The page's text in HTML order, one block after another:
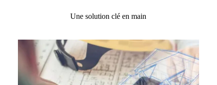
Une solution clé en main